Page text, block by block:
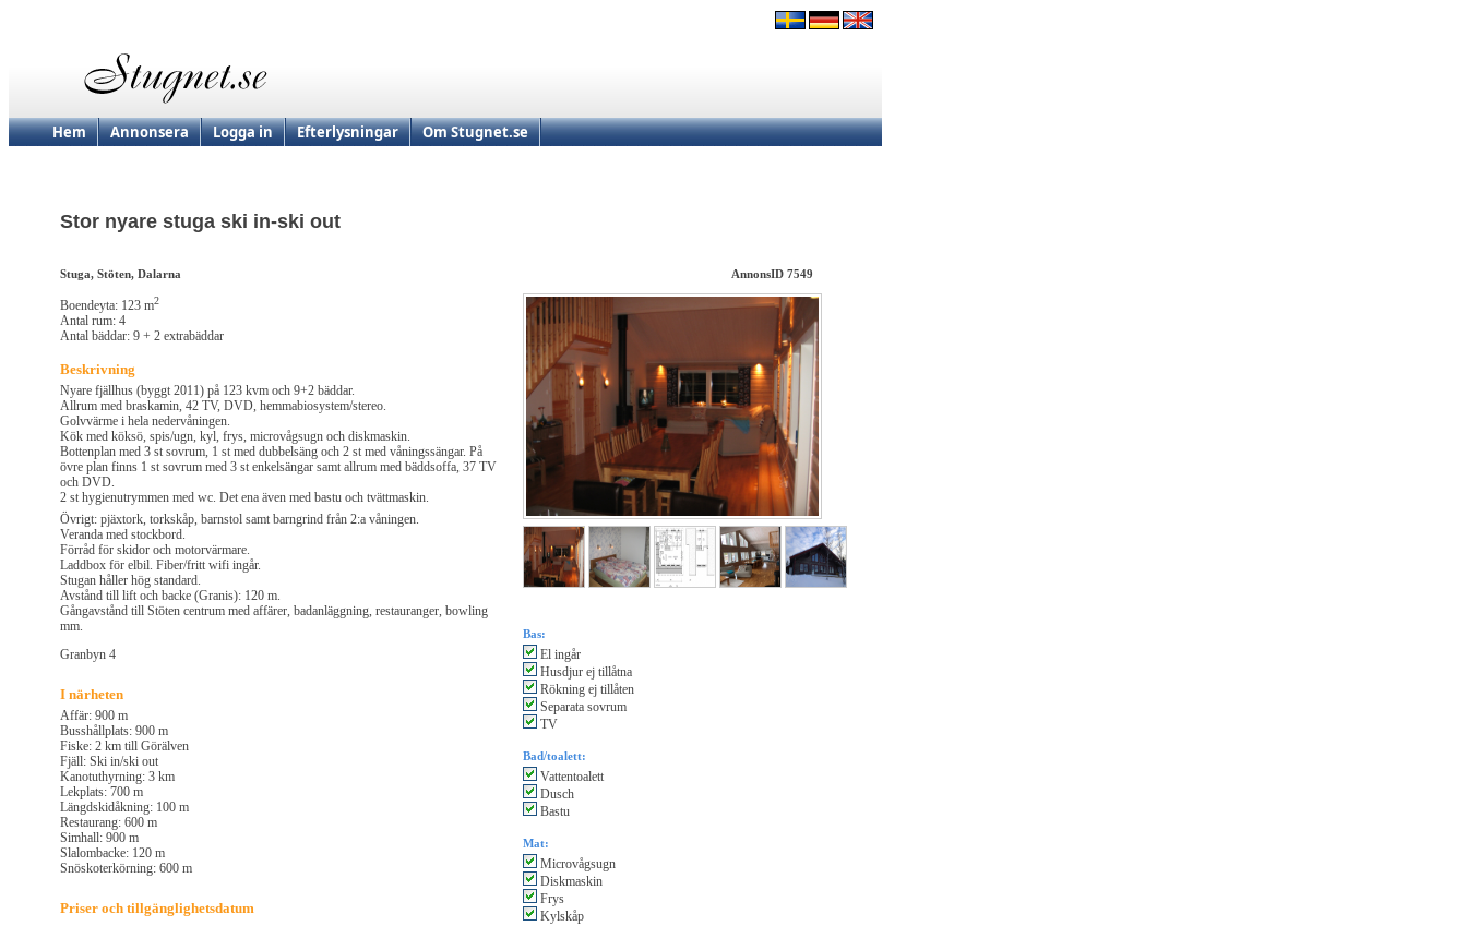
Hem Annonsera Logga in Efterlysningar Om Stugnet.se
Stor nyare stuga ski in-ski out
Stuga, Stöten, Dalarna AnnonsID 7549
Boendeyta: 123 m2
Antal rum: 4
Antal bäddar: 9 + 2 extrabäddar
Beskrivning
Nyare fjällhus (byggt 2011) på 123 kvm och 9+2 bäddar.
Allrum med braskamin, 42 TV, DVD, hemmabiosystem/stereo.
Golvvärme i hela nedervåningen.
Kök med köksö, spis/ugn, kyl, frys, microvågsugn och diskmaskin.
Bottenplan med 3 st sovrum, 1 st med dubbelsäng och 2 st med våningssängar. På
övre plan finns 1 st sovrum med 3 st enkelsängar samt allrum med bäddsoffa, 37 TV
och DVD.
2 st hygienutrymmen med wc. Det ena även med bastu och tvättmaskin.
Övrigt: pjäxtork, torkskåp, barnstol samt barngrind från 2:a våningen.
Veranda med stockbord.
Förråd för skidor och motorvärmare.
Laddbox för elbil. Fiber/fritt wifi ingår.
Stugan håller hög standard.
Avstånd till lift och backe (Granis): 120 m.
Gångavstånd till Stöten centrum med affärer, badanläggning, restauranger, bowling
mm.
Granbyn 4
I närheten
Affär: 900 m
Busshållplats: 900 m
Fiske: 2 km till Görälven
Fjäll: Ski in/ski out
Kanotuthyrning: 3 km
Lekplats: 700 m
Längdskidåkning: 100 m
Restaurang: 600 m
Simhall: 900 m
Slalombacke: 120 m
Snöskoterkörning: 600 m
Priser och tillgänglighetsdatum
Bas:
El ingår
Husdjur ej tillåtna
Rökning ej tillåten
Separata sovrum
TV
Bad/toalett:
Vattentoalett
Dusch
Bastu
Mat:
Microvågsugn
Diskmaskin
Frys
Kylskåp